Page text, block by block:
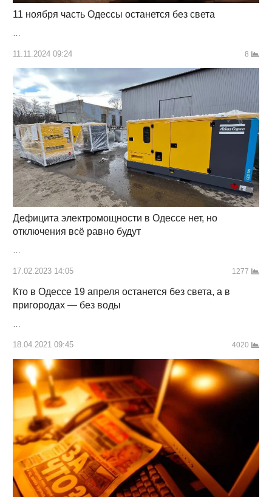
11 ноября часть Одессы останется без света
11.11.2024 09:24 8
Дефицита электромощности в Одессе нет, но
отключения всё равно будут
…
17.02.2023 14:05 1277
Кто в Одессе 19 апреля останется без света, а в
пригородах — без воды
18.04.2021 09:45 4020